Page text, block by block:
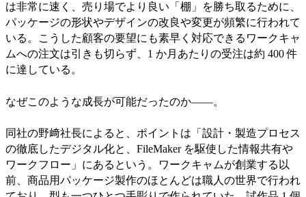
は非常に速く、売り場でより良い「棚」を勝ち取るために、
パッケージの形状やデザインの改良や変更が頻繁に行われて
いる。こうした顧客の要望にも素早く対応できるワークキャ
ムへの注文は引きも切らず、1 か月あたりの受注は約 400 件
に達している。
なぜこのような成長が可能だったのか――。
同社の野﨑社長によると、ポイントは「設計・製造プロセス
の徹底したデジタル化と、FileMaker を駆使した情報共有や
ワークフロー」にあるという。ワークキャムが創業する以
前、商品用パッケージ製作のほとんどは職人の世界で行われ